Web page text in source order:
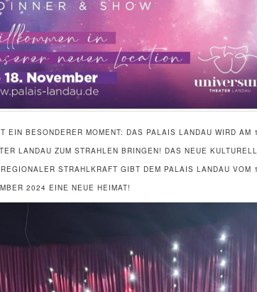
EIN BESONDERER MOMENT: DAS PALAIS LANDAU WIRD AM
LANDAU ZUM STRAHLEN BRINGEN! DAS NEUE
STRAHLKRAFT GIBT DEM PALAIS LANDAU VOM
2024 EINE NEUE HEIMAT!